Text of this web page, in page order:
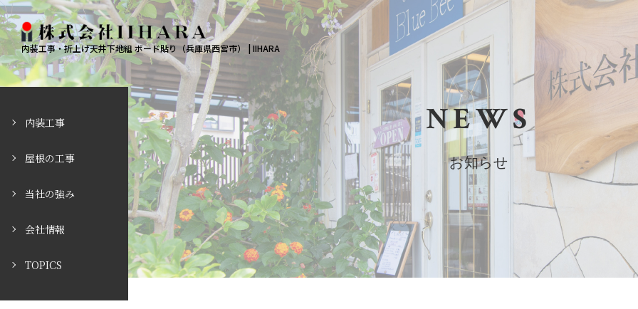
内装工事・折上げ天井下地組 ボード貼り（兵庫県西宮市） | IIHARA
内装工事
屋根の工事
当社の強み
会社情報
TOPICS
NEWS
お知らせ